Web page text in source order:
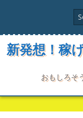
ン
プ
新発想！稼
おもしろそ